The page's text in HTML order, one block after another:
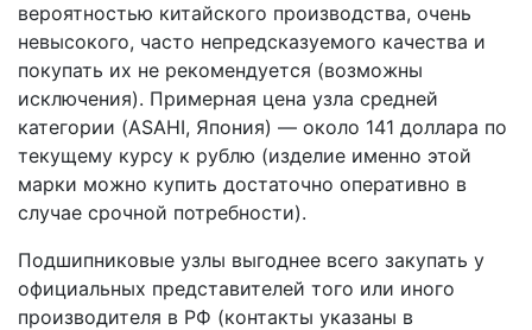
вероятностью китайского производства, очень
невысокого, часто непредсказуемого качества и
покупать их не рекомендуется (возможны
исключения). Примерная цена узла средней
категории (ASAHI, Япония) — около 141 доллара по
текущему курсу к рублю (изделие именно этой
марки можно купить достаточно оперативно в
случае срочной потребности).
Подшипниковые узлы выгоднее всего закупать у
официальных представителей того или иного
производителя в РФ (контакты указаны в